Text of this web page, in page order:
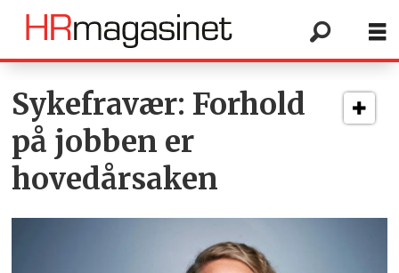
Tag:
stami
Sykefravær: Forhold
på jobben er
hovedårsaken